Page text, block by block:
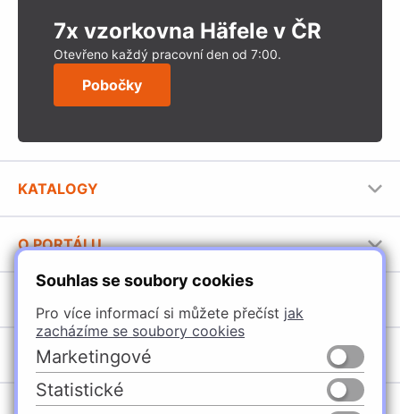
Souhlas se soubory cookies
Pro více informací si můžete přečíst jak
zacházíme se soubory cookies
Marketingové
Statistické
7x vzorkovna Häfele v ČR
Otevřeno každý pracovní den od 7:00.
Pobočky
KATALOGY
Stavební katalog Häfele
Brožury Häfele
O PORTÁLU
Provozovatel portálu
Jak používat portál
Úchytky
Nábytkové kování
Vybavení kuchyní
POBOČKY
Domašín